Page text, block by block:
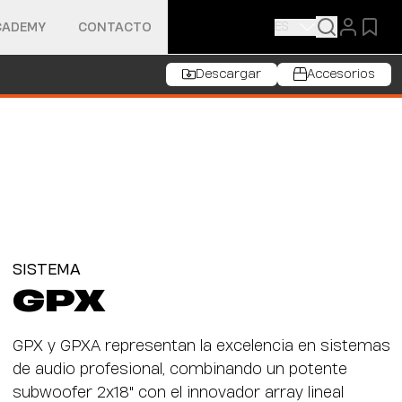
CONTACTO ES
Descargar Accesorios
SISTEMA
GPX
GPX y GPXA representan la excelencia en sistemas
de audio profesional, combinando un potente
subwoofer 2x18" con el innovador array lineal